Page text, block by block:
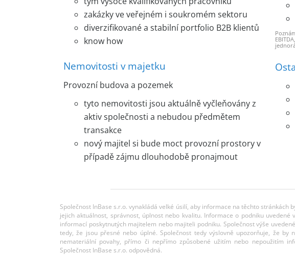
zhodnotí, přičemž klíčové pro ně je najít vhodného a
dosáhnuté pozice firmy na trhu a bude ji schopen dále
primárně skutečnost, že její majitelé již dosáhli vyššího
, ideálně do rukou
zakázky ve veřejném i soukromém sektoru
diverzifikované a stabilní portfolio B2B klientů
know how
Nemovitosti v majetku
Provozní budova a pozemek
tyto nemovitosti jsou aktuálně vyčleňovány z
aktiv společnosti a nebudou předmětem
transakce
nový majitel si bude moct provozní prostory v
případě zájmu dlouhodobě pronajmout
Společnost InBase s.r.o. vynakládá velké úsilí, aby informace na těchto
jejich aktuálnost, správnost, úplnost nebo kvalitu. Informace o podniku
informací poskytnutých majitelem nebo majiteli podniku. Společnost výše
tedy, že jsou přesné nebo úplné. Společnost tedy výslovně upozorňuje, že
nemateriální povahy, přímo či nepřímo způsobené užitím nebo nepoužitím
Společnost InBase s.r.o. odpovědná.